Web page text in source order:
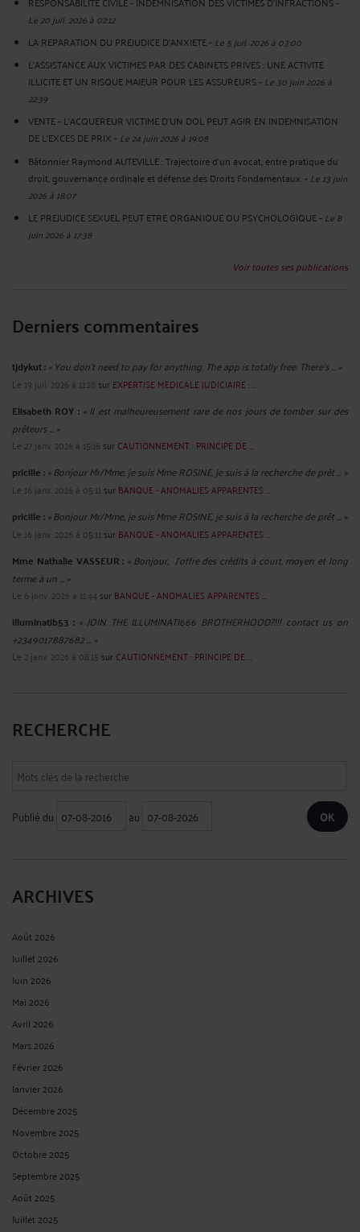
Le 20 juil. 2026 à 02:12
LA REPARATION DU PREJUDICE D’ANXIETE- Le 5 juil. 2026 à 03:00
L'ASSISTANCE AUX VICTIMES PAR DES CABINETS PRIVES : UNE ACTIVITE
ILLICITE ET UN RISQUE MAJEUR POUR LES ASSUREURS- Le 30 juin 2026 à
22:39
VENTE - L'ACQUEREUR VICTIME D'UN DOL PEUT AGIR EN INDEMNISATION
DE L'EXCES DE PRIX- Le 24 juin 2026 à 19:08
Bâtonnier Raymond AUTEVILLE : Trajectoire d’un avocat, entre pratique du
droit, gouvernance ordinale et défense des Droits Fondamentaux.- Le 13 juin
2026 à 18:07
LE PREJUDICE SEXUEL PEUT ETRE ORGANIQUE OU PSYCHOLOGIQUE- Le 8
juin 2026 à 17:38
Voir toutes ses publications
Derniers commentaires
tjdykut :« You don’t need to pay for anything. The app is totally free. There’s ... »
Le 19 juil. 2026 à 11:28 sur EXPERTISE MEDICALE JUDICIAIRE : ...
Elisabeth ROY : « Il est malheureusement rare de nos jours de tomber sur des
prêteurs ... »
Le 27 janv. 2026 à 15:16 sur CAUTIONNEMENT : PRINCIPE DE ...
pricille :« Bonjour Mr/Mme, je suis Mme ROSINE, je suis à la recherche de prêt ... »
Le 16 janv. 2026 à 05:11 sur BANQUE - ANOMALIES APPARENTES ...
pricille :« Bonjour Mr/Mme, je suis Mme ROSINE, je suis à la recherche de prêt ... »
Le 16 janv. 2026 à 05:11 sur BANQUE - ANOMALIES APPARENTES ...
Mme Nathalie VASSEUR : « Bonjour, J’offre des crédits à court, moyen et long
terme à un ... »
Le 6 janv. 2026 à 11:44 sur BANQUE - ANOMALIES APPARENTES ...
illuminatib53 : « JOIN THE ILLUMINATI666 BROTHERHOOD?!!! contact us on
+2349017887682 ... »
Le 2 janv. 2026 à 08:15 sur CAUTIONNEMENT : PRINCIPE DE ...
RECHERCHE
Publié du au
ARCHIVES
Août 2026
Juillet 2026
Juin 2026
Mai 2026
Avril 2026
Mars 2026
Février 2026
Janvier 2026
Décembre 2025
Novembre 2025
Octobre 2025
Septembre 2025
Août 2025
Juillet 2025